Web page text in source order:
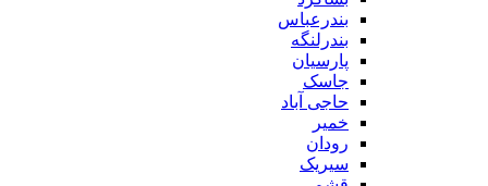
بندرعباس
بندرلنگه
پارسیان
جاسک
حاجی آباد
خمیر
رودان
سیریک